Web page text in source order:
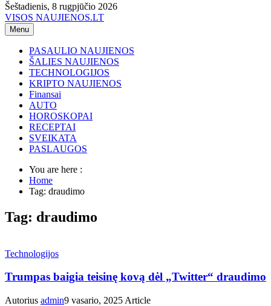
Šeštadienis, 8 rugpjūčio 2026
VISOS NAUJIENOS.LT
Menu
PASAULIO NAUJIENOS
ŠALIES NAUJIENOS
TECHNOLOGIJOS
KRIPTO NAUJIENOS
Finansai
AUTO
HOROSKOPAI
RECEPTAI
SVEIKATA
PASLAUGOS
You are here :
Home
Tag: draudimo
Tag: draudimo
Technologijos
Trumpas baigia teisinę kovą dėl „Twitter“ draudimo
Autorius admin9 vasario, 2025 Article